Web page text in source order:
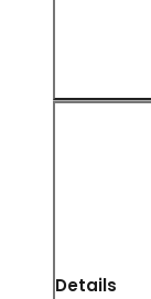
Details